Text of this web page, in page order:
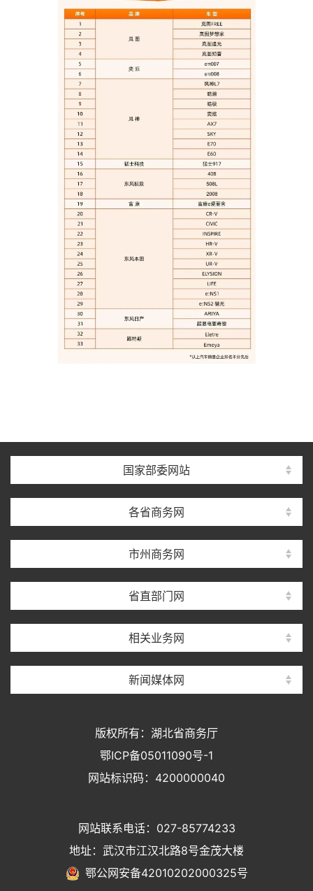
国家部委网站
各省商务网
市州商务网
省直部门网
相关业务网
新闻媒体网
版权所有：湖北省商务厅
鄂ICP备05011090号-1
网站标识码：4200000040
网站联系电话：027-85774233
地址：武汉市江汉北路8号金茂大楼
鄂公网安备42010202000325号